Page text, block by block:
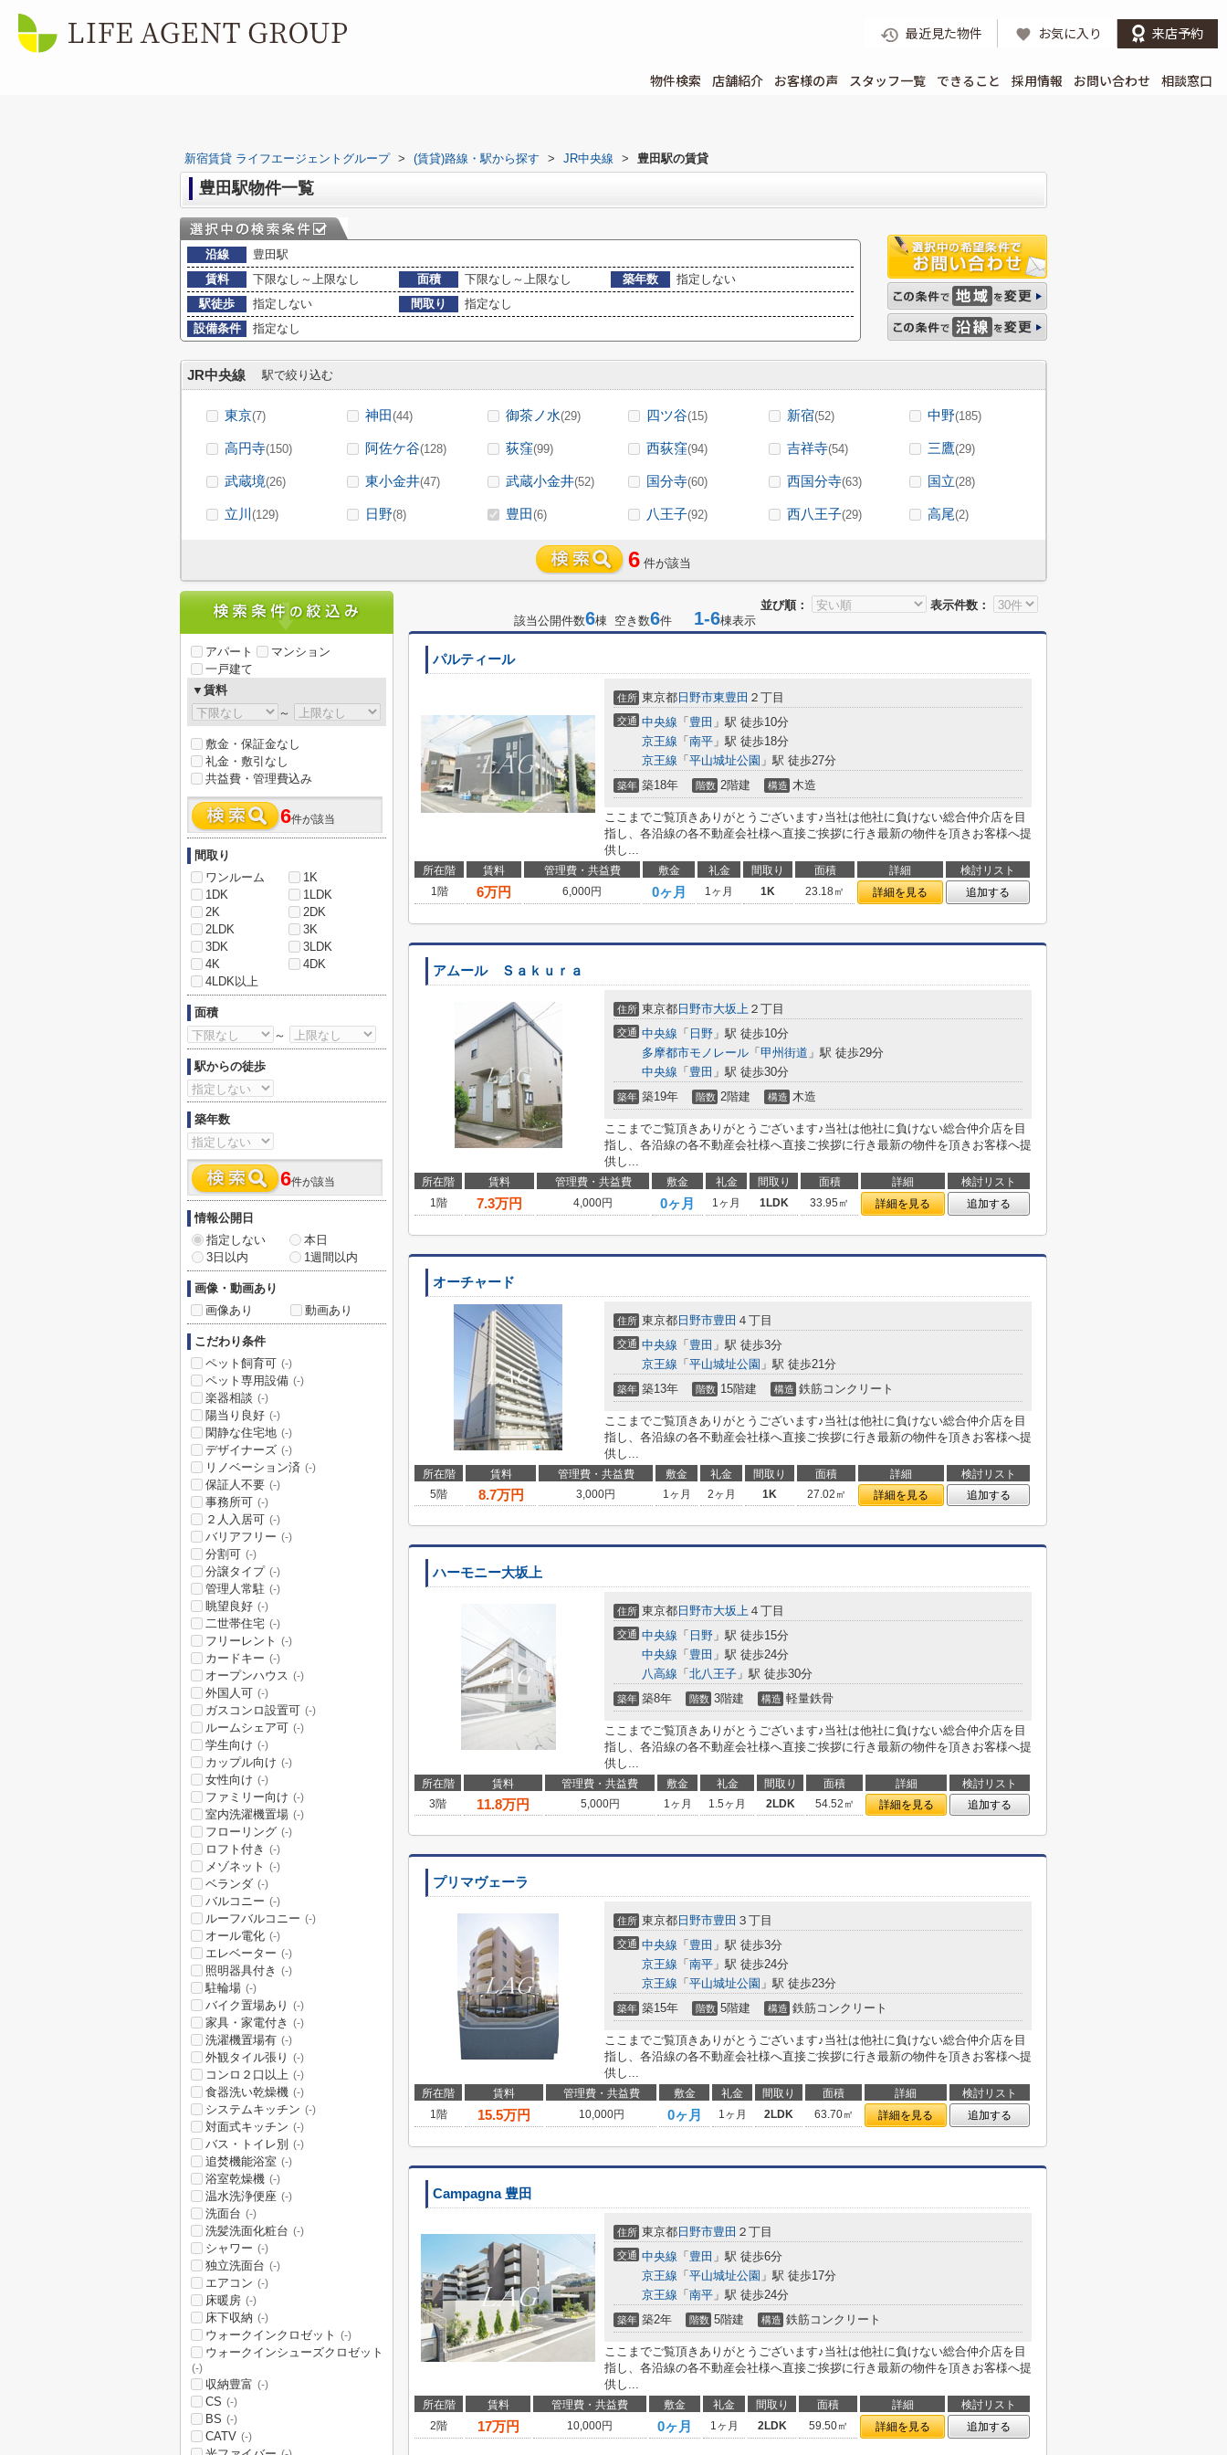
最近見た物件 お気に入り 来店予約
物件検索 店舗紹介 お客様の声 スタッフ一覧 できること 採用情報 お問い合わせ 相談窓口
新宿賃貸 ライフエージェントグループ > (賃貸)路線・駅から探す > JR中央線 > 豊田駅の賃貸
豊田駅物件一覧
沿線
豊田駅
賃料
下限なし～上限なし 面積 下限なし～上限なし 築年数
指定しない
駅徒歩
指定しない 間取り
指定なし
設備条件
指定なし
JR中央線 駅で絞り込む
東京(7) 神田(44) 御茶ノ水(29) 四ツ谷(15) 新宿(52) 中野(185)
高円寺(150) 阿佐ケ谷(128) 荻窪(99) 西荻窪(94) 吉祥寺(54) 三鷹(29)
武蔵境(26) 東小金井(47) 武蔵小金井(52) 国分寺(60) 西国分寺(63) 国立(28)
立川 (129) 日野(8) 豊田(6) 八王子(92) 西八王子(29) 高尾(2)
6 件が該当
並び順：
表示件数：
該当公開件数6棟 空き数6件 1-6棟表示
パルティール
住所 東京都 日野市東豊田 ２丁目
交通 中央線 「 豊田 」駅 徒歩10分
京王線 「 南平 」駅 徒歩18分
京王線 「 平山城址公園 」駅 徒歩27分
築年 築18年 階数 2階建 構造 木造
ここまでご覧頂きありがとうございます♪当社は他社に負けない総合仲介店を目
指し、各沿線の各不動産会社様へ直接ご挨拶に行き最新の物件を頂きお客様へ提
供し...
所在階 賃料 管理費・共益費 敷金 礼金 間取り 面積 詳細
検討リスト
1階
6万円 6,000円 0ヶ月 1ヶ月 1K 23.18㎡ 詳細を見る 追加する
アムール Ｓａｋｕｒａ
住所 東京都 日野市大坂上 ２丁目
交通 中央線 「 日野 」駅 徒歩10分
多摩都市モノレール 「 甲州街道 」駅 徒歩29分
中央線 「 豊田 」駅 徒歩30分
築年 築19年 階数 2階建 構造 木造
ここまでご覧頂きありがとうございます♪当社は他社に負けない総合仲介店を目
指し、各沿線の各不動産会社様へ直接ご挨拶に行き最新の物件を頂きお客様へ提
供し...
所在階 賃料 管理費・共益費 敷金 礼金 間取り 面積 詳細
検討リスト
1階
7.3万円 4,000円 0ヶ月 1ヶ月 1LDK 33.95㎡ 詳細を見る 追加する
オーチャード
住所 東京都 日野市豊田 ４丁目
交通 中央線 「 豊田 」駅 徒歩3分
京王線 「 平山城址公園 」駅 徒歩21分
築年 築13年 階数 15階建 構造 鉄筋コンクリート
ここまでご覧頂きありがとうございます♪当社は他社に負けない総合仲介店を目
指し、各沿線の各不動産会社様へ直接ご挨拶に行き最新の物件を頂きお客様へ提
供し...
所在階 賃料 管理費・共益費 敷金 礼金 間取り 面積 詳細
検討リスト
5階
8.7万円 3,000円 1ヶ月 2ヶ月 1K 27.02㎡ 詳細を見る 追加する
ハーモニー大坂上
住所 東京都 日野市大坂上 ４丁目
交通 中央線 「 日野 」駅 徒歩15分
中央線 「 豊田 」駅 徒歩24分
八高線 「 北八王子 」駅 徒歩30分
築年 築8年 階数 3階建 構造 軽量鉄骨
ここまでご覧頂きありがとうございます♪当社は他社に負けない総合仲介店を目
指し、各沿線の各不動産会社様へ直接ご挨拶に行き最新の物件を頂きお客様へ提
供し...
所在階 賃料 管理費・共益費 敷金 礼金 間取り 面積 詳細
検討リスト
3階
11.8万円 5,000円 1ヶ月 1.5ヶ月 2LDK 54.52㎡ 詳細を見る 追加する
プリマヴェーラ
住所 東京都 日野市豊田 ３丁目
交通 中央線 「 豊田 」駅 徒歩3分
京王線 「 南平 」駅 徒歩24分
京王線 「 平山城址公園 」駅 徒歩23分
築年 築15年 階数 5階建 構造 鉄筋コンクリート
ここまでご覧頂きありがとうございます♪当社は他社に負けない総合仲介店を目
指し、各沿線の各不動産会社様へ直接ご挨拶に行き最新の物件を頂きお客様へ提
供し...
所在階 賃料 管理費・共益費 敷金 礼金 間取り 面積 詳細
検討リスト
1階
15.5万円 10,000円 0ヶ月 1ヶ月 2LDK 63.70㎡ 詳細を見る 追加する
Campagna 豊田
住所 東京都 日野市豊田 ２丁目
交通 中央線 「 豊田 」駅 徒歩6分
京王線 「 平山城址公園 」駅 徒歩17分
京王線 「 南平 」駅 徒歩24分
築年 築2年 階数 5階建 構造 鉄筋コンクリート
ここまでご覧頂きありがとうございます♪当社は他社に負けない総合仲介店を目
指し、各沿線の各不動産会社様へ直接ご挨拶に行き最新の物件を頂きお客様へ提
供し...
所在階 賃料 管理費・共益費 敷金 礼金 間取り 面積 詳細
検討リスト
2階
17万円 10,000円 0ヶ月 1ヶ月 2LDK 59.50㎡ 詳細を見る 追加する
アパート
マンション
一戸建て
▼賃料
～
敷金・保証金なし
礼金・敷引なし
共益費・管理費込み
6件が該当
間取り
ワンルーム
1K
1DK
1LDK
2K
2DK
2LDK
3K
3DK
3LDK
4K
4DK
4LDK以上
面積
～
駅からの徒歩
築年数
6件が該当
情報公開日
指定しない
本日
3日以内
1週間以内
画像・動画あり
画像あり
動画あり
こだわり条件
ペット飼育可 (-)
ペット専用設備 (-)
楽器相談 (-)
陽当り良好 (-)
閑静な住宅地 (-)
デザイナーズ (-)
リノベーション済 (-)
保証人不要 (-)
事務所可 (-)
２人入居可 (-)
バリアフリー (-)
分割可 (-)
分譲タイプ (-)
管理人常駐 (-)
眺望良好 (-)
二世帯住宅 (-)
フリーレント (-)
カードキー (-)
オープンハウス (-)
外国人可 (-)
ガスコンロ設置可 (-)
ルームシェア可 (-)
学生向け (-)
カップル向け (-)
女性向け (-)
ファミリー向け (-)
室内洗濯機置場 (-)
フローリング (-)
ロフト付き (-)
メゾネット (-)
ベランダ (-)
バルコニー (-)
ルーフバルコニー (-)
オール電化 (-)
エレベーター (-)
照明器具付き (-)
駐輪場 (-)
バイク置場あり (-)
家具・家電付き (-)
洗濯機置場有 (-)
外観タイル張り (-)
コンロ２口以上 (-)
食器洗い乾燥機 (-)
システムキッチン (-)
対面式キッチン (-)
バス・トイレ別 (-)
追焚機能浴室 (-)
浴室乾燥機 (-)
温水洗浄便座 (-)
洗面台 (-)
洗髪洗面化粧台 (-)
シャワー (-)
独立洗面台 (-)
エアコン (-)
床暖房 (-)
床下収納 (-)
ウォークインクロゼット (-)
ウォークインシューズクロゼット
(-)
収納豊富 (-)
CS (-)
BS (-)
CATV (-)